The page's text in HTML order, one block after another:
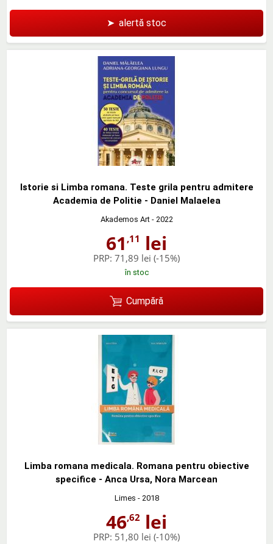
➤ alertă stoc
Istorie si Limba romana. Teste grila pentru admitere
Academia de Politie - Daniel Malaelea
Akademos Art- 2022
61 ,11 lei
PRP: 71,89 lei (-15%)
în stoc
Cumpără
Limba romana medicala. Romana pentru obiective
specifice - Anca Ursa, Nora Marcean
Limes - 2018
46,62 lei
PRP: 51,80 lei (-10%)